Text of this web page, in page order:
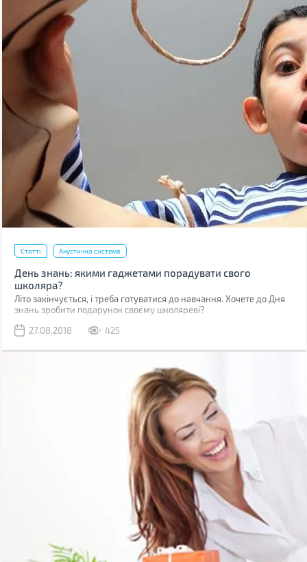
Статті Акустична система
День знань: якими гаджетами порадувати свого
школяра?
Літо закінчується, і треба готуватися до навчання. Хочете до Дня
знань зробити подарунок своєму школяреві?
27.08.2018
425